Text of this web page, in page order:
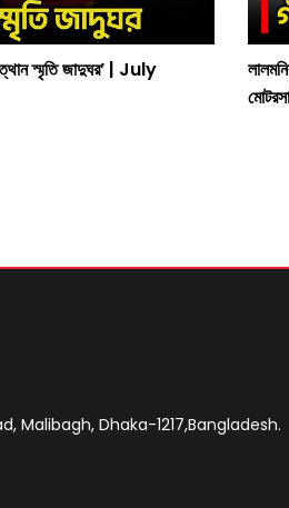
স্মৃতি জাদুঘর’ | July
Malibagh, Dhaka-1217,Bangladesh.